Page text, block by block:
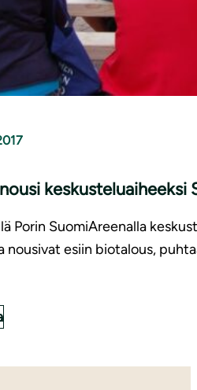
kes­kus­te­luai­heek­si
Porin SuomiAreenalla
nousivat esiin biotalous,